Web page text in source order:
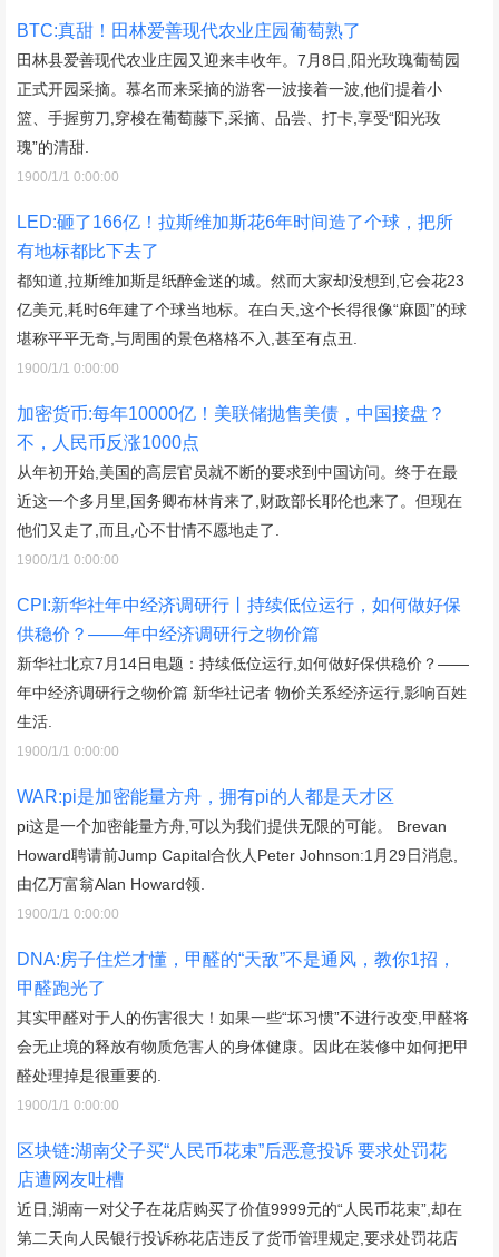
BTC:真甜！田林爱善现代农业庄园葡萄熟了
田林县爱善现代农业庄园又迎来丰收年。7月8日,阳光玫瑰葡萄园
正式开园采摘。慕名而来采摘的游客一波接着一波,他们提着小
篮、手握剪刀,穿梭在葡萄藤下,采摘、品尝、打卡,享受“阳光玫
瑰”的清甜.
1900/1/1 0:00:00
LED:砸了166亿！拉斯维加斯花6年时间造了个球，把所
有地标都比下去了
都知道,拉斯维加斯是纸醉金迷的城。然而大家却没想到,它会花23
亿美元,耗时6年建了个球当地标。在白天,这个长得很像“麻圆”的球
堪称平平无奇,与周围的景色格格不入,甚至有点丑.
1900/1/1 0:00:00
加密货币:每年10000亿！美联储抛售美债，中国接盘？
不，人民币反涨1000点
从年初开始,美国的高层官员就不断的要求到中国访问。终于在最
近这一个多月里,国务卿布林肯来了,财政部长耶伦也来了。但现在
他们又走了,而且,心不甘情不愿地走了.
1900/1/1 0:00:00
CPI:新华社年中经济调研行丨持续低位运行，如何做好保
供稳价？——年中经济调研行之物价篇
新华社北京7月14日电题：持续低位运行,如何做好保供稳价？——
年中经济调研行之物价篇 新华社记者 物价关系经济运行,影响百姓
生活.
1900/1/1 0:00:00
WAR:pi是加密能量方舟，拥有pi的人都是天才区
pi这是一个加密能量方舟,可以为我们提供无限的可能。 Brevan
Howard聘请前Jump Capital合伙人Peter Johnson:1月29日消息,
由亿万富翁Alan Howard领.
1900/1/1 0:00:00
DNA:房子住烂才懂，甲醛的“天敌”不是通风，教你1招，
甲醛跑光了
其实甲醛对于人的伤害很大！如果一些“坏习惯”不进行改变,甲醛将
会无止境的释放有物质危害人的身体健康。因此在装修中如何把甲
醛处理掉是很重要的.
1900/1/1 0:00:00
区块链:湖南父子买“人民币花束”后恶意投诉 要求处罚花
店遭网友吐槽
近日,湖南一对父子在花店购买了价值9999元的“人民币花束”,却在
第二天向人民银行投诉称花店违反了货币管理规定,要求处罚花店